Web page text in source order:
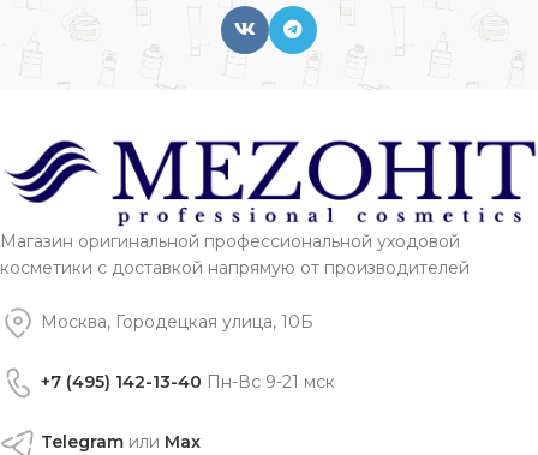
Магазин оригинальной профессиональной уходовой
косметики с доставкой напрямую от производителей
Москва, Городецкая улица, 10Б
+7 (495) 142-13-40 Пн-Вс 9-21 мск
Telegram или Max